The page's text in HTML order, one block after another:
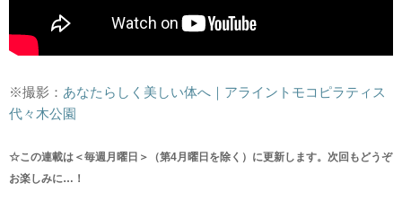
※撮影： あなたらしく美しい体へ｜アライントモコピラティス
代々木公園
☆この連載は＜毎週月曜日＞（第4月曜日を除く）に更新します。次回もどうぞ
お楽しみに…！